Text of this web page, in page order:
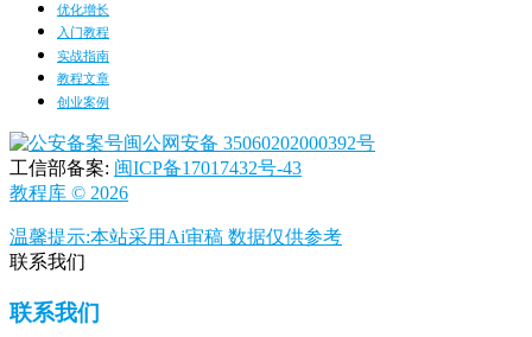
优化增长
入门教程
实战指南
教程文章
创业案例
闽公网安备 35060202000392号
工信部备案: 闽ICP备17017432号-43
教程库 © 2026
温馨提示:本站采用Ai审稿 数据仅供参考
联系我们
联系我们